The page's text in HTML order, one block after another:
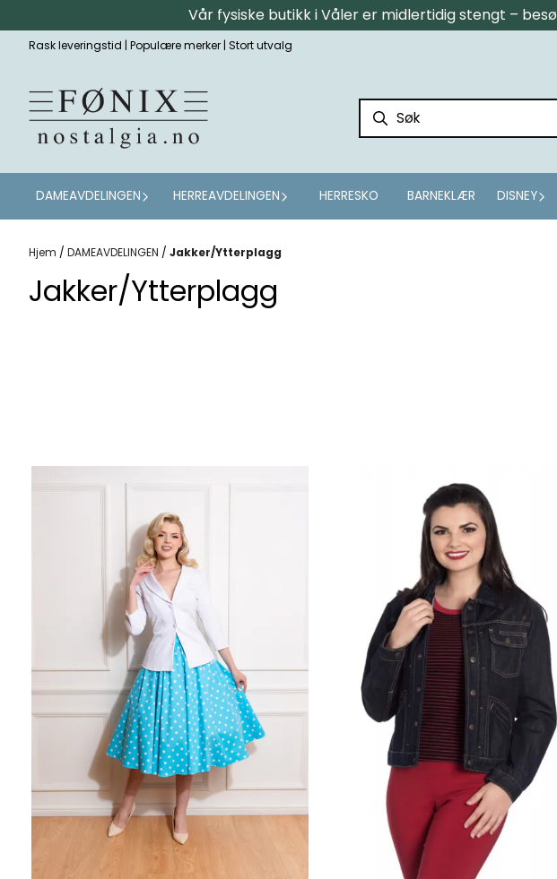
Vår fysiske butikk i Våler er midlertidig stengt –
Rask leveringstid | Populære merker | Stort utvalg
DAMEAVDELINGEN HERREAVDELINGEN HERRESKO BARNEKLÆR DISNEY
Hjem / DAMEAVDELINGEN / Jakker/Ytterplagg
Jakker/Ytterplagg